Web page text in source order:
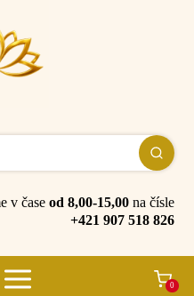
v čase od 8,00-15,00na čísle
+421 907 518 826
0